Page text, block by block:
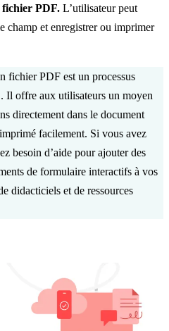
fichier PDF. L’utilisateur peut
champ et enregistrer ou imprimer
fichier PDF est un processus
Il offre aux utilisateurs un moyen
directement dans le document
facilement. Si vous avez
besoin d’aide pour ajouter des
de formulaire interactifs à vos
didacticiels et de ressources